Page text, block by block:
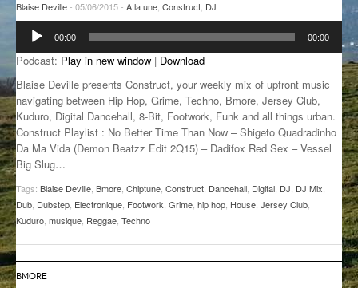
IL ÉTAIT UNE FOIS
L’ASTUCE DE LA PORTE EN BOIS
LA FABRIK POÉTIK
LA MINUTE LITTÉRAIRE
NOS ANCIENS
Blaise Deville- 05/06/2015 - A la une Construct DJ
Lecteur
audio
00:00 00:00
Podcast: Play in new window | Download
Blaise Deville presents Construct, your weekly mix of upfront music
navigating between Hip Hop, Grime, Techno, Bmore, Jersey Club,
Kuduro, Digital Dancehall, 8-Bit, Footwork, Funk and all things urban.
Construct Playlist : No Better Time Than Now – Shigeto Quadradinho
Da Ma Vida (Demon Beatzz Edit 2Q15) – Dadifox Red Sex – Vessel
Big Slug…
Tags: Blaise Deville Bmore Chiptune Construct Dancehall Digital DJ DJ Mix
Dub Dubstep Electronique Footwork Grime hip hop House Jersey Club
Kuduro musique Reggae Techno
BMORE